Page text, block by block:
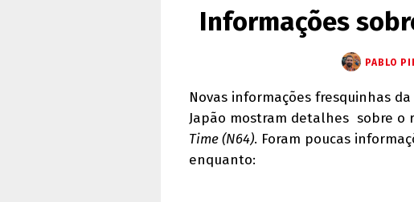
Informações
PABLO
Novas informações fresquinhas
Japão mostram detalhes sobre o
Time (N64). Foram poucas
enquanto: